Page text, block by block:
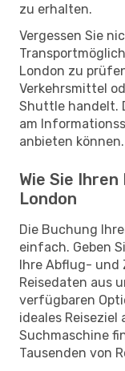
zu erhalten.
Vergessen Sie
London zu
Verkehrsmittel
Shuttle handelt.
am
anbieten können.
Wie Sie
London
Die Buchung
einfach. Geben
Ihre Abflug- und
Reisedaten aus
verfügbaren
ideales
Suchmaschine
Tausenden von